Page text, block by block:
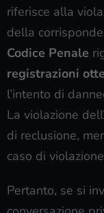
riferisce alla
della
Codice Penale
registrazioni
l’intento di
La violazione
di reclusione,
caso di
Pertanto, se si